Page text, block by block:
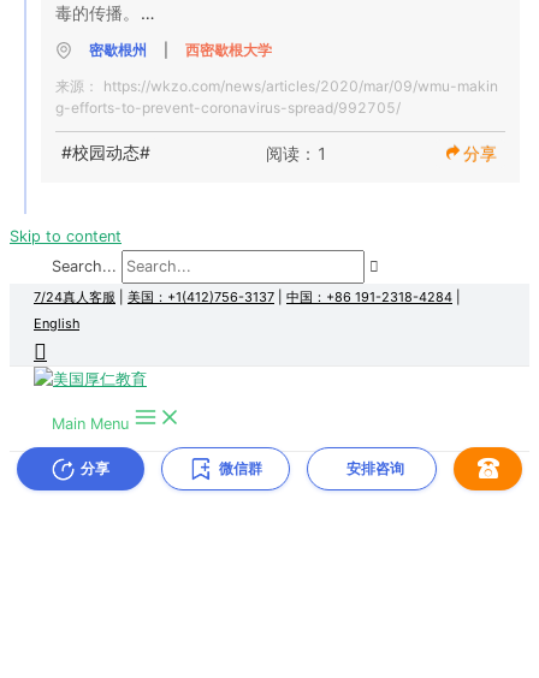
毒的传播。
“如果你在过去14天里去过中国、伊朗、意大利或韩国，我们
需要知道。WMU的公共安全官员在推特上说。
密歇根州
西密歇根大学
来源： https://wkzo.com/news/articles/2020/mar/09/wmu-makin
g-efforts-to-prevent-coronavirus-spread/992705/
#校园动态# 阅读：1 分享
分享 微信群 安排咨询